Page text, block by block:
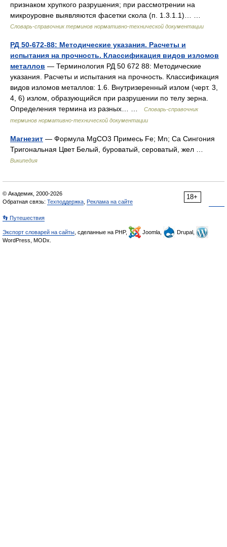
признаком хрупкого разрушения; при рассмотрении на
микроуровне выявляются фасетки скола (п. 1.3.1.1)… …
Словарь-справочник терминов нормативно-технической документации
РД 50-672-88: Методические указания. Расчеты и
испытания на прочность. Классификация видов изломов
металлов — Терминология РД 50 672 88: Методические
указания. Расчеты и испытания на прочность. Классификация
видов изломов металлов: 1.6. Внутризеренный излом (черт. 3,
4, 6) излом, образующийся при разрушении по телу зерна.
Определения термина из разных… …
Словарь-справочник
терминов нормативно-технической документации
Магнезит — Формула MgCO3 Примесь Fe; Mn; Ca Сингония
Тригональная Цвет Белый, буроватый, сероватый, жел …
Википедия
18+
© Академик, 2000-2026
Обратная связь: Техподдержка Реклама на сайте
👣 Путешествия
Экспорт словарей на сайты , сделанные на PHP, Joomla,
Drupal,
WordPress, MODx.